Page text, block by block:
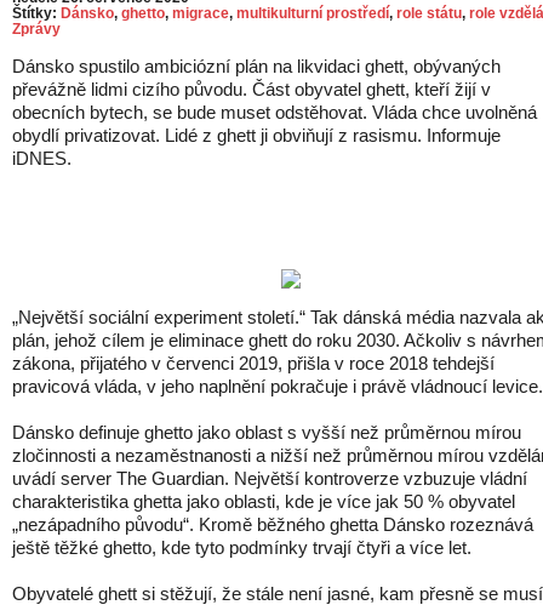
Štítky: Dánsko, ghetto, migrace, multikulturní prostředí, role státu, role
Zprávy
Dánsko spustilo ambiciózní plán na likvidaci ghett, obývaných
převážně lidmi cizího původu. Část obyvatel ghett, kteří žijí v
obecních bytech, se bude muset odstěhovat. Vláda chce uvolněná
obydlí privatizovat. Lidé z ghett ji obviňují z rasismu. Informuje
iDNES.
„Největší sociální experiment století.“ Tak dánská média nazvala
plán, jehož cílem je eliminace ghett do roku 2030. Ačkoliv s
zákona, přijatého v červenci 2019, přišla v roce 2018 tehdejší
pravicová vláda, v jeho naplnění pokračuje i právě vládnoucí levice.
Dánsko definuje ghetto jako oblast s vyšší než průměrnou mírou
zločinnosti a nezaměstnanosti a nižší než průměrnou mírou
uvádí server The Guardian. Největší kontroverze vzbuzuje vládní
charakteristika ghetta jako oblasti, kde je více jak 50 % obyvatel
„nezápadního původu“. Kromě běžného ghetta Dánsko rozeznává
ještě těžké ghetto, kde tyto podmínky trvají čtyři a více let.
Obyvatelé ghett si stěžují, že stále není jasné, kam přesně se musí